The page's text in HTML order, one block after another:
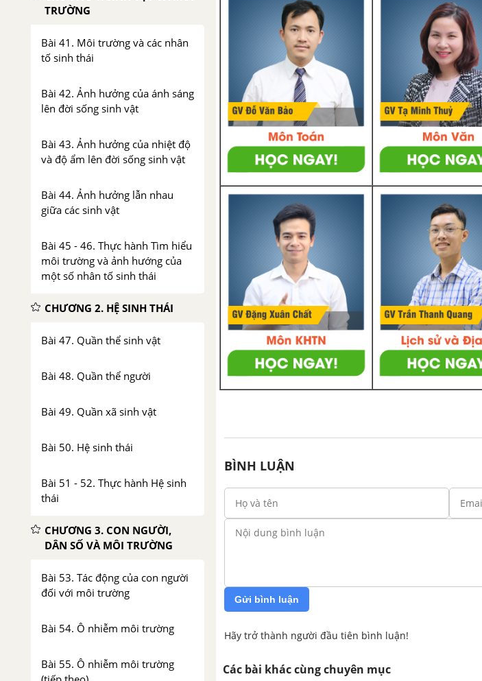
TRƯỜNG
Bài 41. Môi trường và các nhân
tố sinh thái
Bài 42. Ảnh hưởng của ánh sáng
lên đời sống sinh vật
Bài 43. Ảnh hưởng của nhiệt độ
và độ ẩm lên đời sống sinh vật
Bài 44. Ảnh hưởng lẫn nhau
giữa các sinh vật
Bài 45 - 46. Thực hành Tìm hiểu
môi trường và ảnh hướng của
một số nhân tố sinh thái
CHƯƠNG 2. HỆ SINH THÁI
Bài 47. Quần thể sinh vật
Bài 48. Quần thể người
Bài 49. Quần xã sinh vật
Bài 50. Hệ sinh thái
Bài 51 - 52. Thực hành Hệ sinh
thái
CHƯƠNG 3. CON NGƯỜI,
DÂN SỐ VÀ MÔI TRƯỜNG
Bài 53. Tác động của con người
đối với môi trường
Bài 54. Ô nhiễm môi trường
Bài 55. Ô nhiễm môi trường
BÌNH LUẬN
Gửi bình luận
Hãy trở thành người đầu tiên bình luận!
Các bài khác cùng chuyên mục